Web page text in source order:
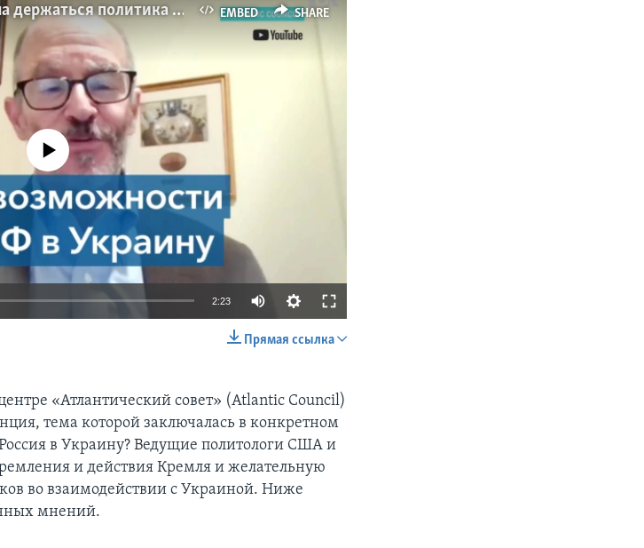
EMBED SHARE
«Три столпа», на которых должна держаться политика США в отношении России
source currently available
2:23
Прямая ссылка
«Атлантический совет» (Atlantic Council)
тема которой заключалась в конкретном
Россия в Украину? Ведущие политологи США и
и действия Кремля и желательную
во взаимодействии с Украиной. Ниже
мнений.